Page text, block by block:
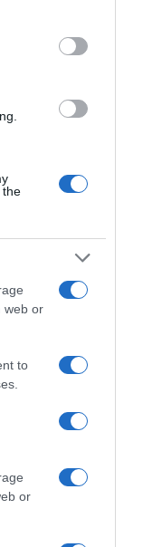
in below Google
the
web or
to
or
τους
Παραλιακή
η περιοχή
συστήματα
του
Οκτωβρίου οι
–